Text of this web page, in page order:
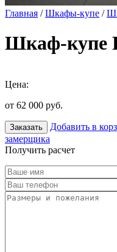
Главная /Шкафы-купе /
Шкаф-купе
Цена:
от 62 000 руб.
Заказать Добавить в
замерщика
Получить расчет